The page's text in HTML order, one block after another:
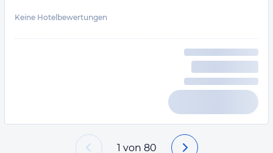
Keine Hotelbewertungen
1 von 80